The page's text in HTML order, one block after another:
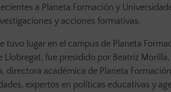
a Planeta Formación y
y acciones formativas.
tuvo lugar en el campus de Planeta
Llobregat, fue presidido por Beatriz
directora académica de Planeta
expertos en políticas educativas y